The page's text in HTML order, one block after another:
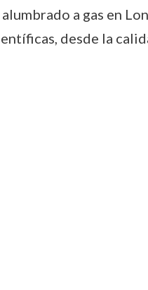
a gas en
desde la